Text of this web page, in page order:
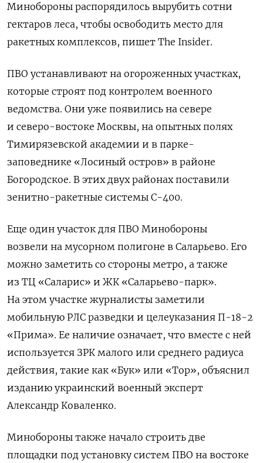
Минобороны распорядилось вырубить сотни
гектаров леса, чтобы освободить место для
ракетных комплексов, пишет The Insider.
ПВО устанавливают на огороженных участках,
которые строят под контролем военного
ведомства. Они уже появились на севере
и северо-востоке Москвы, на опытных полях
Тимирязевской академии и в парке-
заповеднике «Лосиный остров» в районе
Богородское. В этих двух районах поставили
зенитно-ракетные системы С-400.
Еще один участок для ПВО Минобороны
возвели на мусорном полигоне в Саларьево. Его
можно заметить со стороны метро, а также
из ТЦ «Саларис» и ЖК «Саларьево-парк».
На этом участке журналисты заметили
мобильную РЛС разведки и целеуказания П-18-2
«Прима». Ее наличие означает, что вместе с ней
используется ЗРК малого или среднего радиуса
действия, такие как «Бук» или «Тор», объяснил
изданию украинский военный эксперт
Александр Коваленко.
Минобороны также начало строить две
площадки под установку систем ПВО на востоке